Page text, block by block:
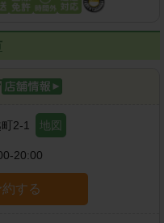
2-1 地図
20:00
する